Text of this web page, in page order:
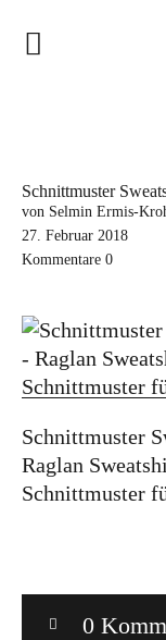
Wir
Schnittmuster
von Selmin Ermis-
27. Februar 2018
Kommentare 0
Schnittmuster
Raglan
Schnittmuster
0